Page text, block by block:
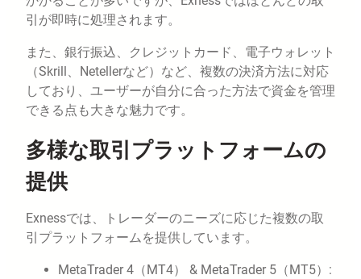
引が即時に処理されます。
また、銀行振込、クレジットカード、電子ウォレット
（Skrill、Netellerなど）など、複数の決済方法に対応
しており、ユーザーが自分に合った方法で資金を管理
できる点も大きな魅力です。
多様な取引プラットフォームの
提供
Exnessでは、トレーダーのニーズに応じた複数の取
引プラットフォームを提供しています。
MetaTrader 4（MT4） & MetaTrader 5（MT5）: